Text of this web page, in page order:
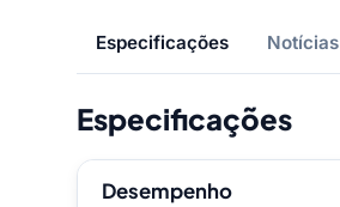
Especificações Notícias
Especificações
Desempenho